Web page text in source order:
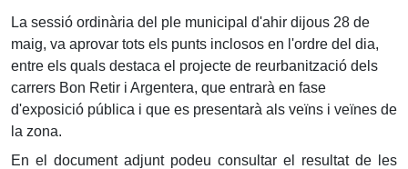
La sessió ordinària del ple municipal d'ahir dijous 28 de
maig, va aprovar tots els punts inclosos en l'ordre del dia,
entre els quals destaca el projecte de reurbanització dels
carrers Bon Retir i Argentera, que entrarà en fase
d'exposició pública i que es presentarà als veïns i veïnes de
la zona.
En el document adjunt podeu consultar el resultat de les